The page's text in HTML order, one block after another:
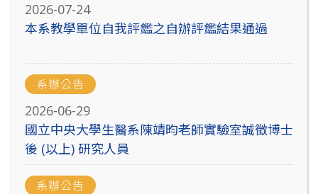
2026-07-24
本系教學單位自我評鑑之自辦評鑑結果通過
系辦公告
2026-06-29
國立中央大學生醫系陳靖昀老師實驗室誠徵博士
後 (以上) 研究人員
系辦公告